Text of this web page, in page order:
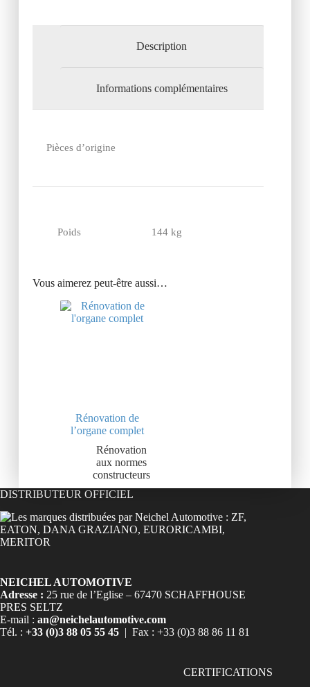
Description
Informations complémentaires
Pièces d’origine
Poids 144 kg
Vous aimerez peut-être aussi…
Rénovation de
l’organe complet
Rénovation
aux normes
constructeurs
DISTRIBUTEUR OFFICIEL
NEICHEL AUTOMOTIVE
Adresse : 25 rue de l’Eglise – 67470 SCHAFFHOUSE
PRES SELTZ
E-mail : an@neichelautomotive.com
Tél. : +33 (0)3 88 05 55 45 | Fax : +33 (0)3 88 86 11 81
CERTIFICATIONS